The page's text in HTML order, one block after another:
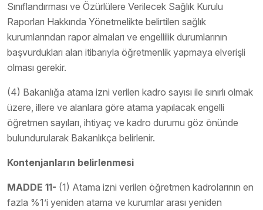
Sınıflandırması ve Özürlülere Verilecek Sağlık Kurulu
Raporları Hakkında Yönetmelikte belirtilen sağlık
kurumlarından rapor almaları ve engellilik durumlarının
başvurdukları alan itibarıyla öğretmenlik yapmaya elverişli
olması gerekir.
(4) Bakanlığa atama izni verilen kadro sayısı ile sınırlı olmak
üzere, illere ve alanlara göre atama yapılacak engelli
öğretmen sayıları, ihtiyaç ve kadro durumu göz önünde
bulundurularak Bakanlıkça belirlenir.
Kontenjanların belirlenmesi
MADDE 11- (1) Atama izni verilen öğretmen kadrolarının en
fazla %1’i yeniden atama ve kurumlar arası yeniden